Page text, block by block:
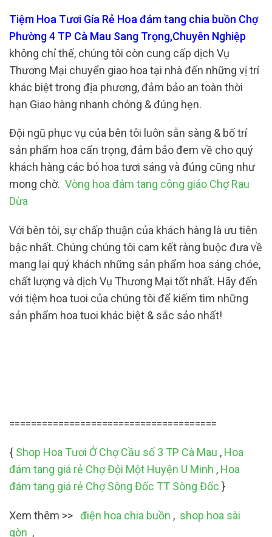
Tiệm Hoa Tươi Gía Rẻ Hoa đám tang chia buồn Chợ
Phường 4 TP Cà Mau Sang Trọng,Chuyên Nghiệp
không chỉ thế, chúng tôi còn cung cấp dịch Vụ
Thương Mại chuyển giao hoa tại nhà đến những vị trí
khác biệt trong địa phương, đảm bảo an toàn thời
hạn Giao hàng nhanh chóng & đúng hẹn.
Đội ngũ phục vụ của bên tôi luôn sẵn sàng & bố trí
sản phẩm hoa cẩn trọng, đảm bảo đem về cho quý
khách hàng các bó hoa tươi sáng và đúng cũng như
mong chờ. Vòng hoa đám tang công giáo Chợ Rau
Dừa
Với bên tôi, sự chấp thuận của khách hàng là ưu tiên
bậc nhất. Chúng chúng tôi cam kết ràng buộc đưa về
mang lại quý khách những sản phẩm hoa sáng chóe,
chất lượng và dịch Vụ Thương Mại tốt nhất. Hãy đến
với tiệm hoa tuoi của chúng tôi để kiếm tìm những
sản phẩm hoa tuoi khác biệt & sắc sảo nhất!
======================================
{ Shop Hoa Tươi Ở Chợ Cầu số 3 TP Cà Mau , Hoa
đám tang giá rẻ Chợ Đội Một Huyện U Minh , Hoa
đám tang giá rẻ Chợ Sông Đốc TT Sông Đốc }
Xem thêm >> điện hoa chia buồn , shop hoa sài
gòn ,